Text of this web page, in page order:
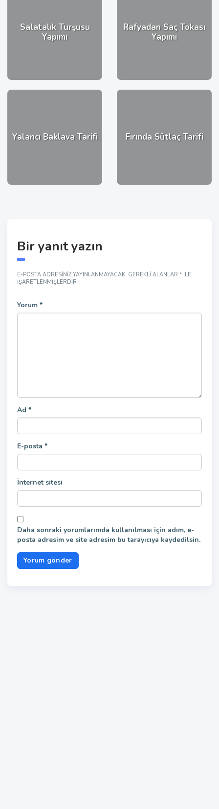
Salatalık Turşusu
Yapımı
Rafyadan Saç Tokası
Yapımı
Yalancı Baklava Tarifi Fırında Sütlaç Tarifi
Bir yanıt yazın
E-POSTA ADRESINIZ YAYINLANMAYACAK. GEREKLI ALANLAR * ILE
IŞARETLENMIŞLERDIR
Yorum *
Ad *
E-posta *
İnternet sitesi
Daha sonraki yorumlarımda kullanılması için adım, e-
posta adresim ve site adresim bu tarayıcıya kaydedilsin.